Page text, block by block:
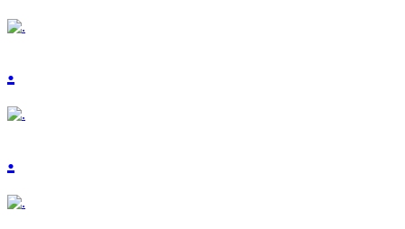
.
.